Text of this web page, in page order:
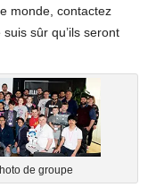
monde, contactez
sûr qu’ils seront
de groupe